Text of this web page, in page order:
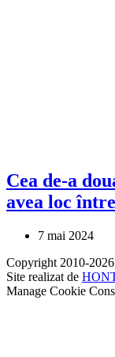
Cea de-a
avea loc
7 mai 2024
Copyright 2010-
Site realizat de
Manage Cookie